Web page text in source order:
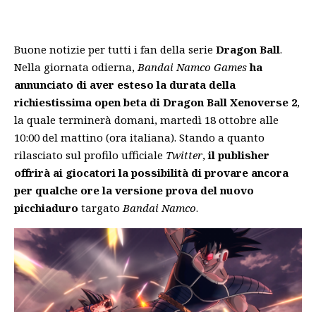
Buone notizie per tutti i fan della serie Dragon Ball.
Nella giornata odierna, Bandai Namco Games ha
annunciato di aver esteso la durata della
richiestissima open beta di Dragon Ball Xenoverse 2,
la quale terminerà domani, martedì 18 ottobre alle
10:00 del mattino (ora italiana). Stando a quanto
rilasciato sul profilo ufficiale Twitter,il publisher
offrirà ai giocatori la possibilità di provare ancora
per qualche ore la versione prova del nuovo
picchiaduro targato Bandai Namco.